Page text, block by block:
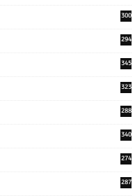
300
294
345
323
288
340
274
287